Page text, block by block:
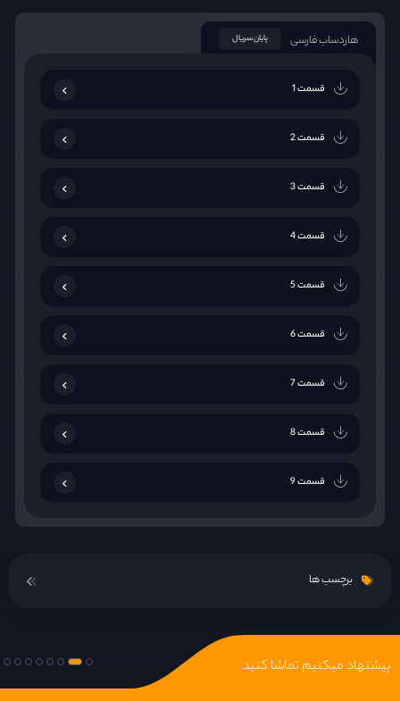
هاردساب فارسی پایان سریال
قسمت 1
قسمت 2
قسمت 3
قسمت 4
قسمت 5
قسمت 6
قسمت 7
قسمت 8
قسمت 9
قسمت 10
قسمت 11
برچسب ها
پیشنهاد میکنیم تماشا کنید